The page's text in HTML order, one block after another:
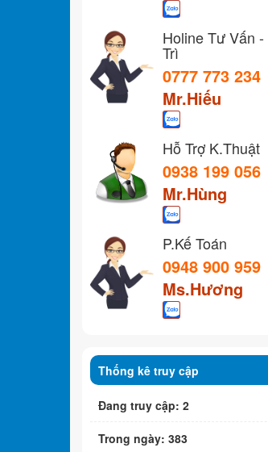
Holine Tư Vấn -
Trì
0777 773 234
Mr.Hiếu
Hỗ Trợ K.Thuật
0938 199 056
Mr.Hùng
P.Kế Toán
0948 900 959
Ms.Hương
Thống kê truy cập
Đang truy cập: 2
Trong ngày: 383